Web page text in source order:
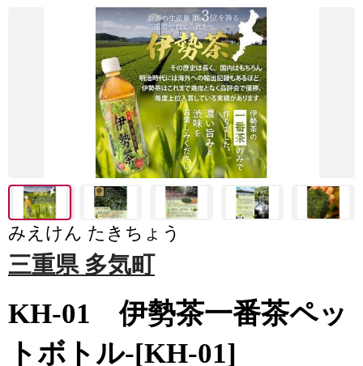
みえけん たきちょう
三重県 多気町
KH-01 伊勢茶一番茶ペッ
トボトル-[KH-01]